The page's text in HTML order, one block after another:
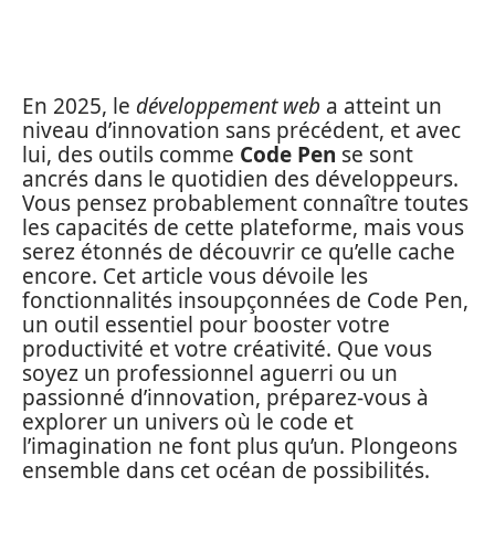
En 2025, le développement web a atteint un
niveau d’innovation sans précédent, et avec
lui, des outils comme Code Pen se sont
ancrés dans le quotidien des développeurs.
Vous pensez probablement connaître toutes
les capacités de cette plateforme, mais vous
serez étonnés de découvrir ce qu’elle cache
encore. Cet article vous dévoile les
fonctionnalités insoupçonnées de Code Pen,
un outil essentiel pour booster votre
productivité et votre créativité. Que vous
soyez un professionnel aguerri ou un
passionné d’innovation, préparez-vous à
explorer un univers où le code et
l’imagination ne font plus qu’un. Plongeons
ensemble dans cet océan de possibilités.